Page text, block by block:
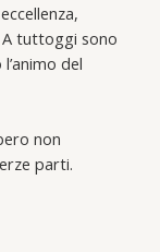
tuttoggi sono
del
non
parti.